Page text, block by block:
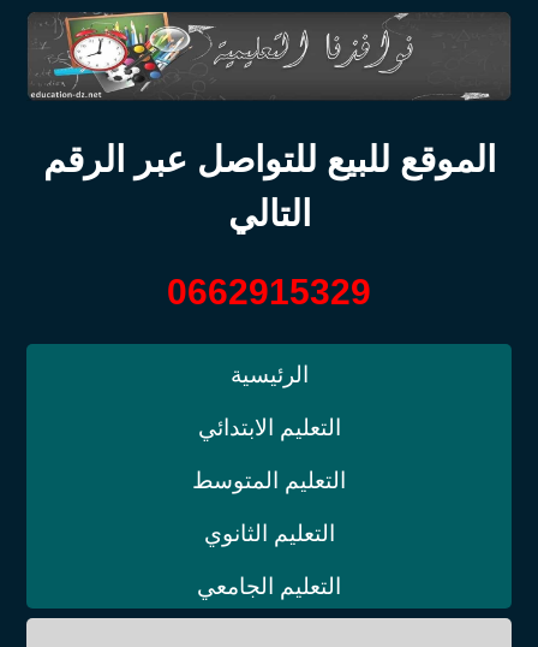
الموقع للبيع للتواصل عبر الرقم
التالي
0662915329
الرئيسية
التعليم الابتدائي
التعليم المتوسط
التعليم الثانوي
التعليم الجامعي